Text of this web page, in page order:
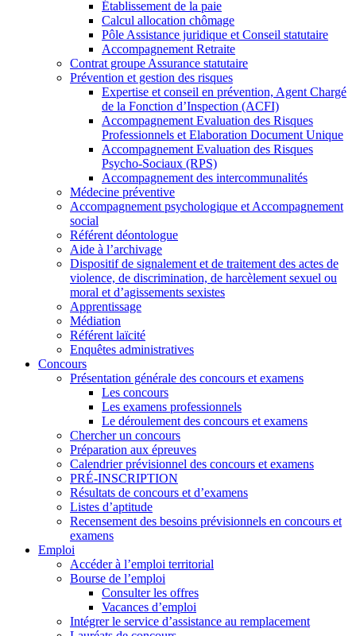
Établissement de la paie
Calcul allocation chômage
Pôle Assistance juridique et Conseil statutaire
Accompagnement Retraite
Contrat groupe Assurance statutaire
Prévention et gestion des risques
Expertise et conseil en prévention, Agent Chargé
de la Fonction d’Inspection (ACFI)
Accompagnement Evaluation des Risques
Professionnels et Elaboration Document Unique
Accompagnement Evaluation des Risques
Psycho-Sociaux (RPS)
Accompagnement des intercommunalités
Médecine préventive
Accompagnement psychologique et Accompagnement
social
Référent déontologue
Aide à l’archivage
Dispositif de signalement et de traitement des actes de
violence, de discrimination, de harcèlement sexuel ou
moral et d’agissements sexistes
Apprentissage
Médiation
Référent laïcité
Enquêtes administratives
Concours
Présentation générale des concours et examens
Les concours
Les examens professionnels
Le déroulement des concours et examens
Chercher un concours
Préparation aux épreuves
Calendrier prévisionnel des concours et examens
PRÉ-INSCRIPTION
Résultats de concours et d’examens
Listes d’aptitude
Recensement des besoins prévisionnels en concours et
examens
Emploi
Accéder à l’emploi territorial
Bourse de l’emploi
Consulter les offres
Vacances d’emploi
Intégrer le service d’assistance au remplacement